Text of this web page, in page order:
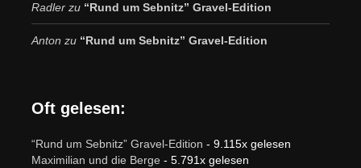
Radler zu “Rund um Sebnitz” Gravel-Edition
Anton zu “Rund um Sebnitz” Gravel-Edition
Oft gelesen:
“Rund um Sebnitz” Gravel-Edition - 9.115x gelesen
Maximilian und die Berge - 5.791x gelesen